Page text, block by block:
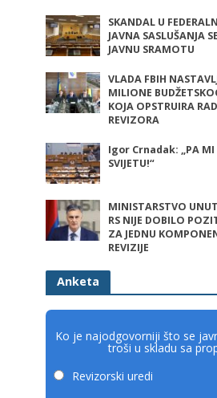
SKANDAL U
JAVNA SASLUŠANJA
JAVNU SRAMOTU
VLADA FBIH
MILIONE
KOJA OPSTRUIRA
REVIZORA
Igor Crnadak: „PA MI
SVIJETU!“
MINISTARSTVO
RS NIJE DOBILO
ZA JEDNU
REVIZIJE
Anketa
Ko je najodgovorniji što se
troši u skladu sa
Revizorski uredi